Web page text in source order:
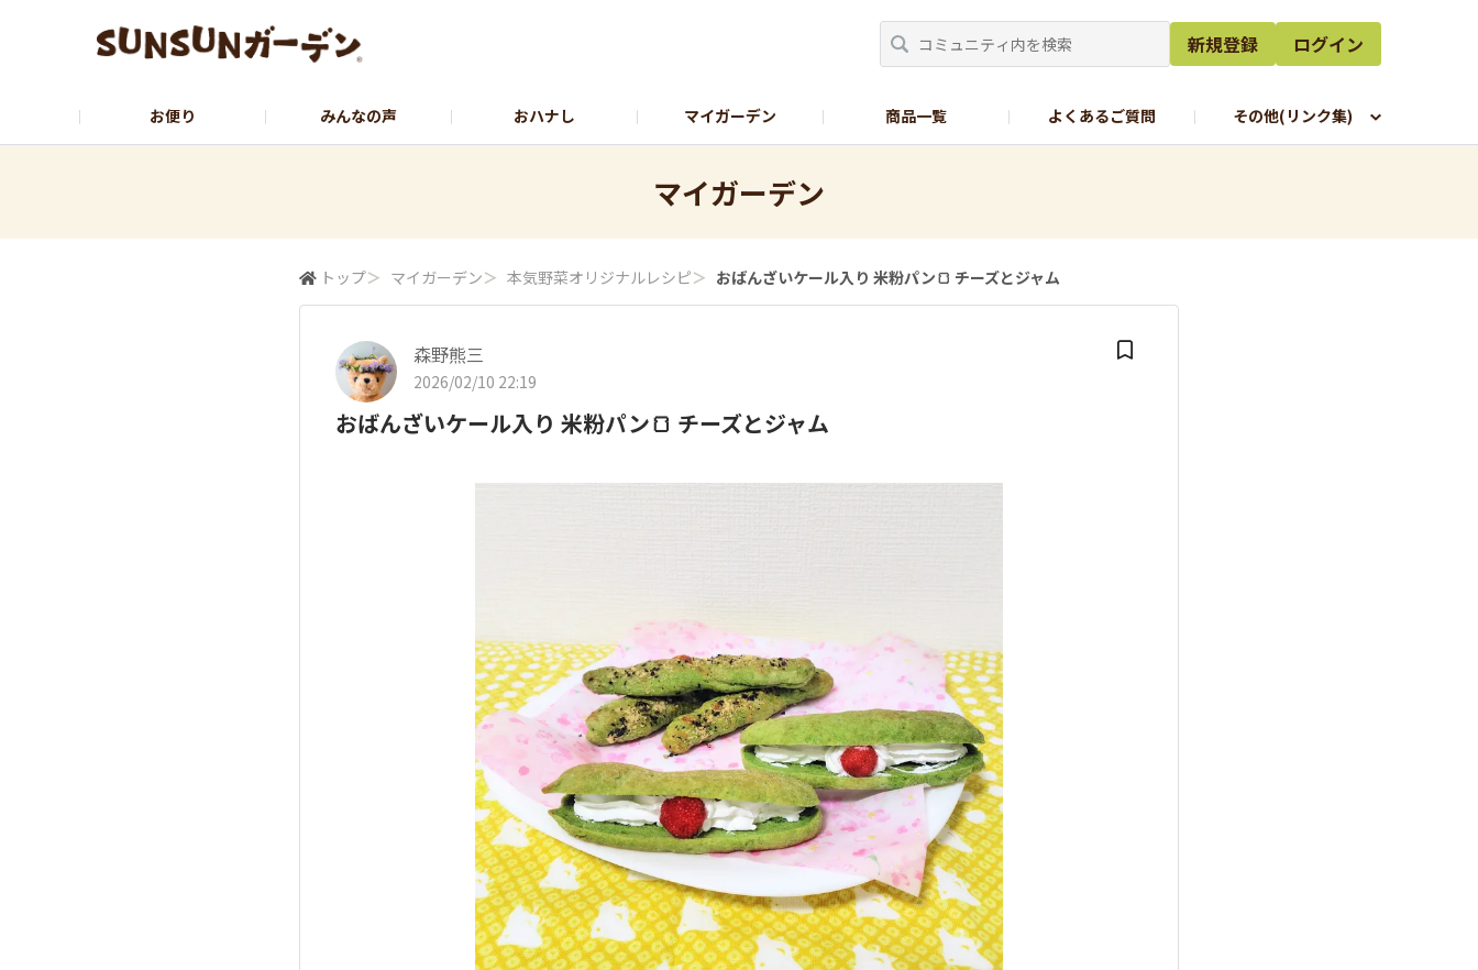
新規登録 ログイン
お便り みんなの声 おハナし マイガーデン 商品一覧 よくあるご質問 その他(リンク集)
マイガーデン
トップ＞ マイガーデン＞ 本気野菜オリジナルレシピ＞ おばんざいケール入り 米粉パン🍞 チーズとジャム
森野熊三
2026/02/10 22:19
おばんざいケール入り 米粉パン🍞 チーズとジャム